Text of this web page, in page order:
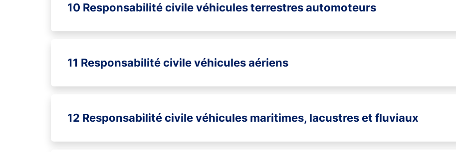
10 Responsabilité civile véhicules terrestres automoteurs
11 Responsabilité civile véhicules aériens
12 Responsabilité civile véhicules maritimes, lacustres et fluviaux